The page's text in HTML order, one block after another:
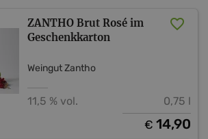
ZANTHO Brut Rosé im
Geschenkkarton
Weingut Zantho
11,5 % vol. 0,75 l
€ 14,90